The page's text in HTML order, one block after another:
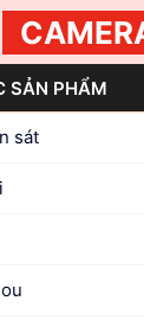
SẢN PHẨM
sát